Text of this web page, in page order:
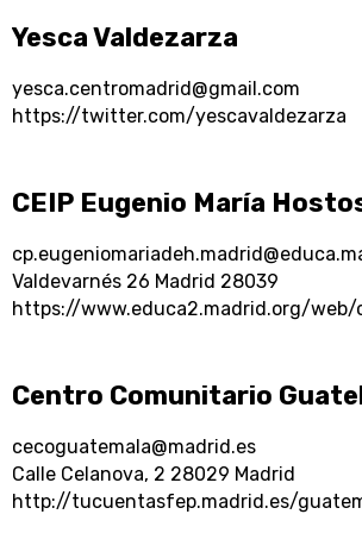
Yesca Valdezarza
yesca.centromadrid@gmail.com
https://twitter.com/yescavaldezarza
CEIP Eugenio María
Valdevarnés 26 Madrid 28039
https://www.educa2.madrid.org/web/
Centro Comunitario
cecoguatemala@madrid.es
Calle Celanova, 2 28029 Madrid
http://tucuentasfep.madrid.es/